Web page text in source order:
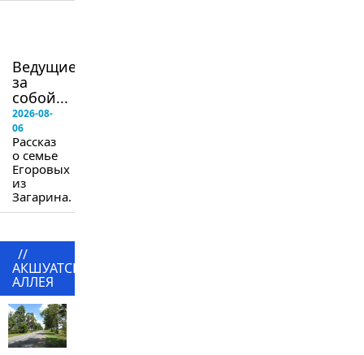
Ведущие
за
собой...
2026-08-
06
Рассказ
о семье
Егоровых
из
Загарина.
//
АКШУАТСКАЯ
АЛЛЕЯ